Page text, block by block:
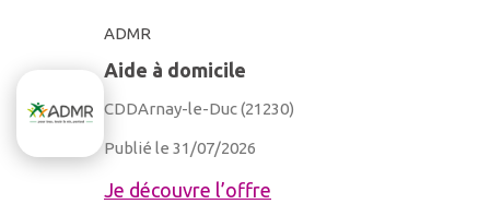
ADMR
Aide à domicile
CDDArnay-le-Duc (21230)
Publié le 31/07/2026
Je découvre l’offre